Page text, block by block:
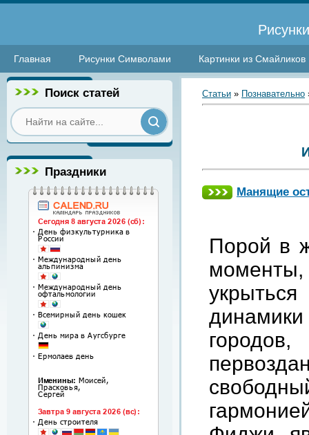
Главная Рисунки Символами Картинки из Смайликов
Поиск статей
Праздники
Статьи » Познавательно
Манящие
Порой в
моменты
укрыться
динамики
городов